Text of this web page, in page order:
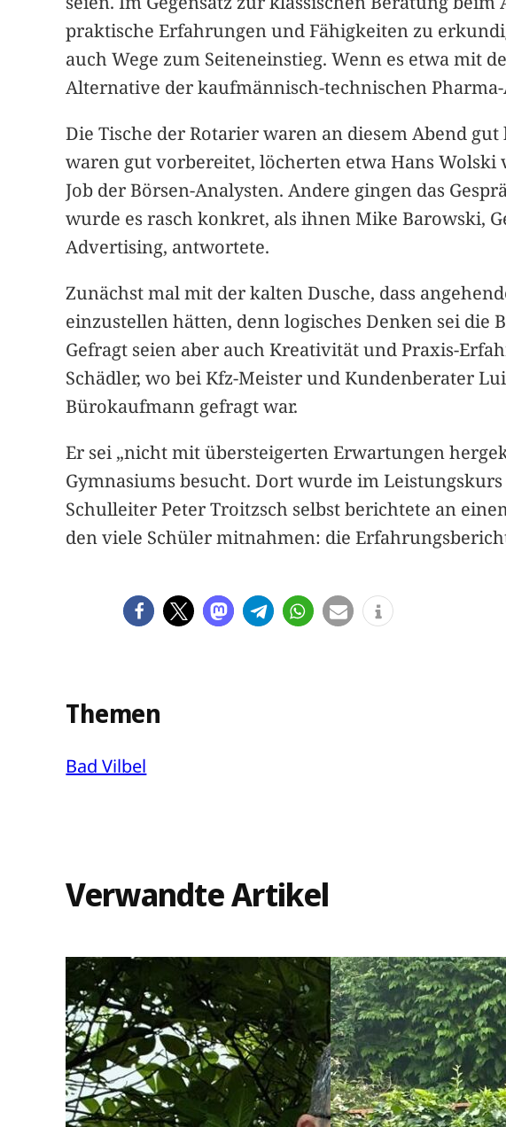
praktische Erfahrungen und Fähigkeiten zu
auch Wege zum Seiteneinstieg. Wenn es etwa mit
Alternative der kaufmännisch-technischen
Die Tische der Rotarier waren an diesem Abend
waren gut vorbereitet, löcherten etwa Hans
Job der Börsen-Analysten. Andere gingen das
wurde es rasch konkret, als ihnen Mike Barowski,
Advertising, antwortete.
Zunächst mal mit der kalten Dusche, dass
einzustellen hätten, denn logisches Denken sei die
Gefragt seien aber auch Kreativität und Praxis-
Schädler, wo bei Kfz-Meister und Kundenberater
Bürokaufmann gefragt war.
Er sei „nicht mit übersteigerten Erwartungen
Gymnasiums besucht. Dort wurde im
Schulleiter Peter Troitzsch selbst berichtete an
den viele Schüler mitnahmen: die
Themen
Bad Vilbel
Verwandte Artikel